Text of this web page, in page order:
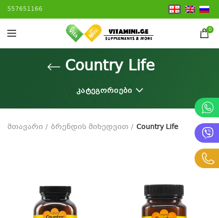
557651166
0
Country Life
ᲙᲐᲢᲔᲒᲝᲠᲘᲔᲑᲘ
მთავარი ბრენდის მიხედვით Country Life